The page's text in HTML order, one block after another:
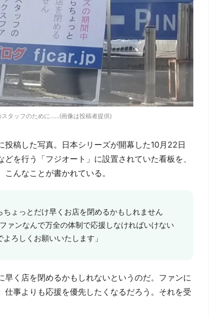
タッフのために......(画像は投稿者提供)
投稿した写真。日本シリーズが開幕した10月22日
を行う「フジオート」に設置されていた看板を、
んなことが書かれている。
ちょっとだけ早くお店を閉めるかもしれません
ァンなんで万全の体制で応援しなければいけない
ろしくお願いいたします」
く店を閉めるかもしれないというのだ。ファンに
仕事よりも応援を優先したくなるだろう。それを受